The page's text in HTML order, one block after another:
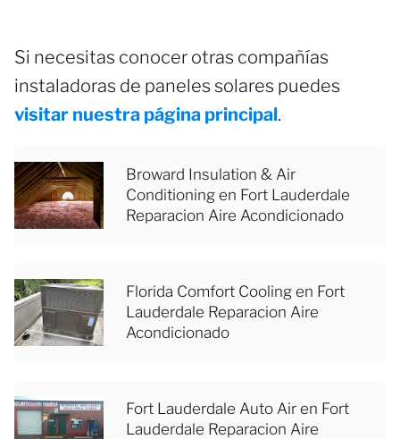
Si necesitas conocer otras compañías
instaladoras de paneles solares puedes
visitar nuestra página principal.
Broward Insulation & Air
Conditioning en Fort Lauderdale
Reparacion Aire Acondicionado
Florida Comfort Cooling en Fort
Lauderdale Reparacion Aire
Acondicionado
Fort Lauderdale Auto Air en Fort
Lauderdale Reparacion Aire